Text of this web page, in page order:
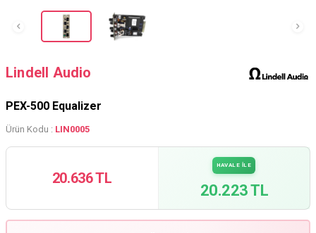
Lindell Audio
PEX-500 Equalizer
Ürün Kodu : LIN0005
20.636 TL
HAVALE İLE
20.223 TL